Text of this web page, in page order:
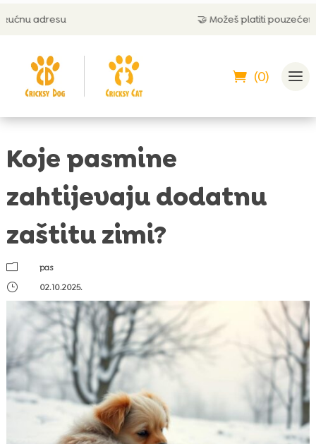
🤝 Možeš platiti pouzećem
(0)
Koje pasmine
zahtijevaju dodatnu
zaštitu zimi?
m
pas
}
02.10.2025.